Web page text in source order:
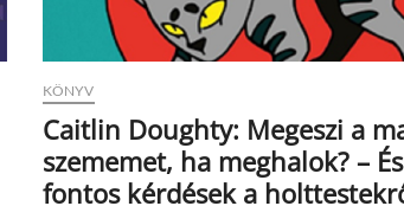
KÖNYV
Caitlin Doughty: Megeszi a
szememet, ha meghalok? –
fontos kérdések a